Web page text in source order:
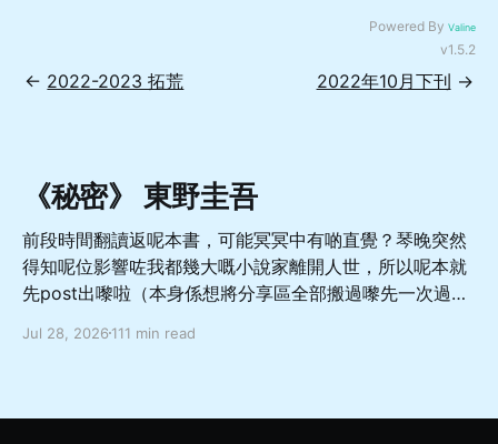
Powered By Valine
v1.5.2
← 2022-2023 拓荒 2022年10月下刊 →
《秘密》 東野圭吾
前段時間翻讀返呢本書，可能冥冥中有啲直覺？琴晚突然
得知呢位影響咗我都幾大嘅小說家離開人世，所以呢本就
先post出嚟啦（本身係想將分享區全部搬過嚟先一次過
善良溫柔而又軟弱怕事嘅非典型成年男性嘅角度出發，寫
如何交流相處理解都有幾深刻嘅描寫，舊身份同新身份嘅
Jul 28, 2026 111 min read